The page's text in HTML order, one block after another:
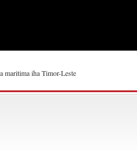
maritima iha Timor-Leste